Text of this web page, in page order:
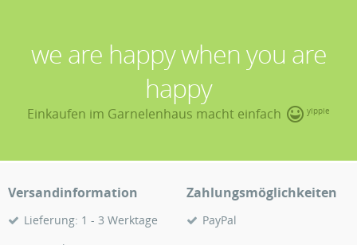
we are happy when you are
happy
Einkaufen im Garnelenhaus macht einfach yippie
Versandinformation
Lieferung: 1 - 3 Werktage
Zahlungsmöglichkeiten
PayPal